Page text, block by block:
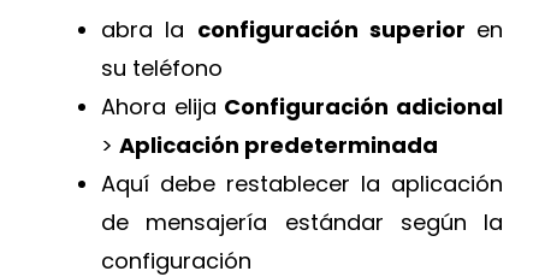
abra la configuración superior en
su teléfono
Ahora elija Configuración adicional
> Aplicación predeterminada
Aquí debe restablecer la aplicación
de mensajería estándar según la
configuración